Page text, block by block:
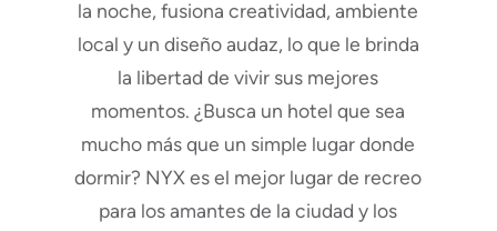
la noche, fusiona creatividad, ambiente
local y un diseño audaz, lo que le brinda
la libertad de vivir sus mejores
momentos. ¿Busca un hotel que sea
mucho más que un simple lugar donde
dormir? NYX es el mejor lugar de recreo
para los amantes de la ciudad y los